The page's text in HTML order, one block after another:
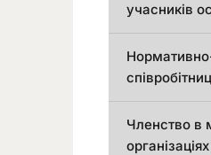
учасників
Членство в
організаціях